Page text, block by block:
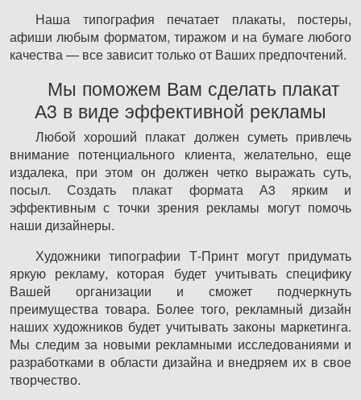
Наша типография печатает плакаты, постеры,
афиши любым форматом, тиражом и на бумаге любого
качества — все зависит только от Ваших предпочтений.
Мы поможем Вам сделать плакат
А3 в виде эффективной рекламы
Любой хороший плакат должен суметь привлечь
внимание потенциального клиента, желательно, еще
издалека, при этом он должен четко выражать суть,
посыл. Создать плакат формата А3 ярким и
эффективным с точки зрения рекламы могут помочь
наши дизайнеры.
Художники типографии Т-Принт могут придумать
яркую рекламу, которая будет учитывать специфику
Вашей организации и сможет подчеркнуть
преимущества товара. Более того, рекламный дизайн
наших художников будет учитывать законы маркетинга.
Мы следим за новыми рекламными исследованиями и
разработками в области дизайна и внедряем их в свое
творчество.